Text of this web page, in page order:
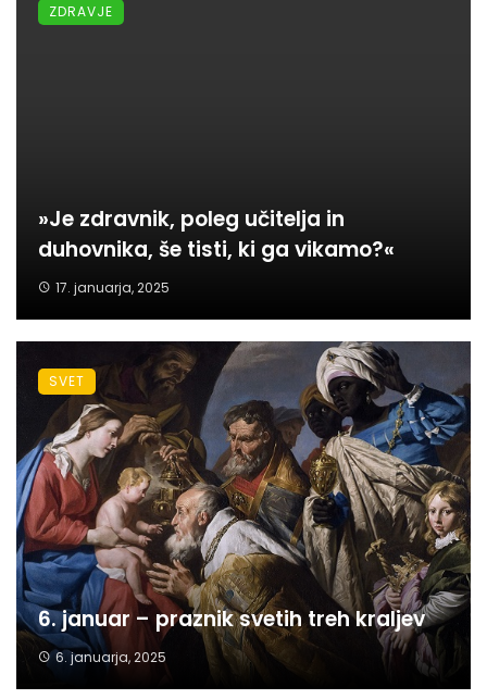
»Je zdravnik, poleg učitelja in
duhovnika, še tisti, ki ga vikamo?«
17. januarja, 2025
ZDRAVJE
6. januar – praznik svetih treh kraljev
6. januarja, 2025
SVET